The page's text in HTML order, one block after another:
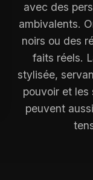
avec des
ambivalents.
noirs ou des
faits réels.
stylisée,
pouvoir et les
peuvent